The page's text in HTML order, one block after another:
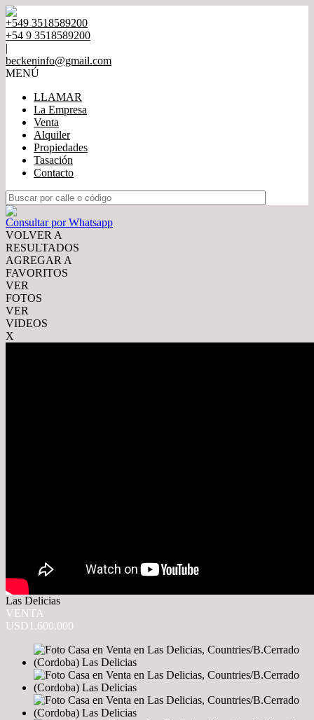
+549 3518589200
+54 9 3518589200
|
beckeninfo@gmail.com
MENÚ
LLAMAR
La Empresa
Venta
Alquiler
Propiedades
Tasación
Contacto
Consultar por Whatsapp
VOLVER A
RESULTADOS
AGREGAR A
FAVORITOS
VER
FOTOS
VER
VIDEOS
X
Las Delicias
VENTA
USD1.600.000